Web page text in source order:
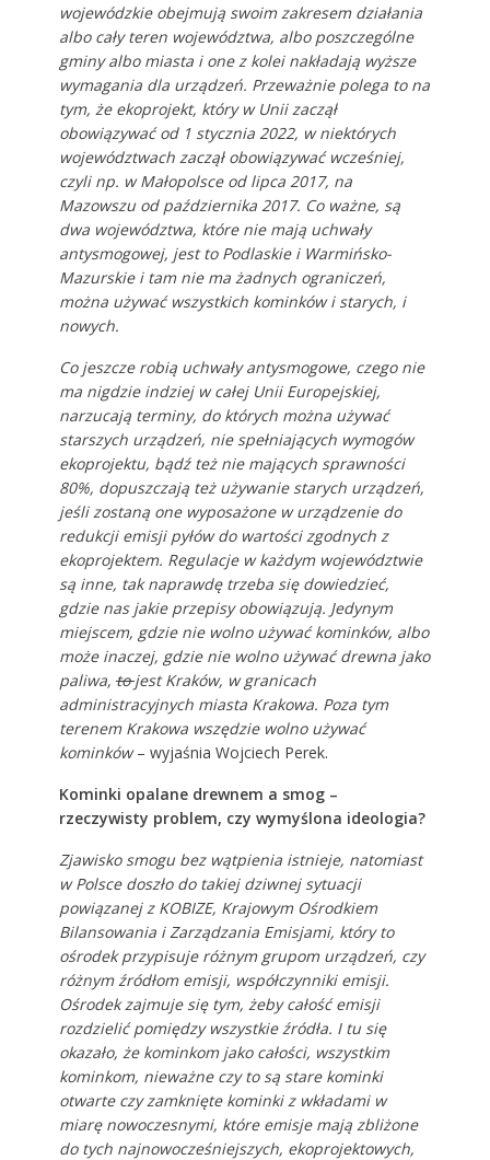
wojewódzkie obejmują swoim zakresem działania
albo cały teren województwa, albo poszczególne
gminy albo miasta i one z kolei nakładają wyższe
wymagania dla urządzeń. Przeważnie polega to na
tym, że ekoprojekt, który w Unii zaczął
obowiązywać od 1 stycznia 2022, w niektórych
województwach zaczął obowiązywać wcześniej,
czyli np. w Małopolsce od lipca 2017, na
Mazowszu od października 2017. Co ważne, są
dwa województwa, które nie mają uchwały
antysmogowej, jest to Podlaskie i Warmińsko-
Mazurskie i tam nie ma żadnych ograniczeń,
można używać wszystkich kominków i starych, i
nowych.
Co jeszcze robią uchwały antysmogowe, czego nie
ma nigdzie indziej w całej Unii Europejskiej,
narzucają terminy, do których można używać
starszych urządzeń, nie spełniających wymogów
ekoprojektu, bądź też nie mających sprawności
80%, dopuszczają też używanie starych urządzeń,
jeśli zostaną one wyposażone w urządzenie do
redukcji emisji pyłów do wartości zgodnych z
ekoprojektem. Regulacje w każdym województwie
są inne, tak naprawdę trzeba się dowiedzieć,
gdzie nas jakie przepisy obowiązują. Jedynym
miejscem, gdzie nie wolno używać kominków, albo
może inaczej, gdzie nie wolno używać drewna jako
paliwa, tojest Kraków, w granicach
administracyjnych miasta Krakowa. Poza tym
terenem Krakowa wszędzie wolno używać
kominków– wyjaśnia Wojciech Perek.
Kominki opalane drewnem a smog –
rzeczywisty problem, czy wymyślona ideologia?
Zjawisko smogu bez wątpienia istnieje, natomiast
w Polsce doszło do takiej dziwnej sytuacji
powiązanej z KOBIZE, Krajowym Ośrodkiem
Bilansowania i Zarządzania Emisjami, który to
ośrodek przypisuje różnym grupom urządzeń, czy
różnym źródłom emisji, współczynniki emisji.
Ośrodek zajmuje się tym, żeby całość emisji
rozdzielić pomiędzy wszystkie źródła. I tu się
okazało, że kominkom jako całości, wszystkim
kominkom, nieważne czy to są stare kominki
otwarte czy zamknięte kominki z wkładami w
miarę nowoczesnymi, które emisje mają zbliżone
do tych najnowocześniejszych, ekoprojektowych,